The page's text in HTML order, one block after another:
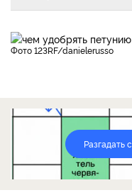
фото 123RF/danielerusso
Разгадать